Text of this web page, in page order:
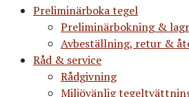
Preliminärboka tegel
Preliminärbokning &
Avbeställning, retur &
Råd & service
Rådgivning
Miljövänlig